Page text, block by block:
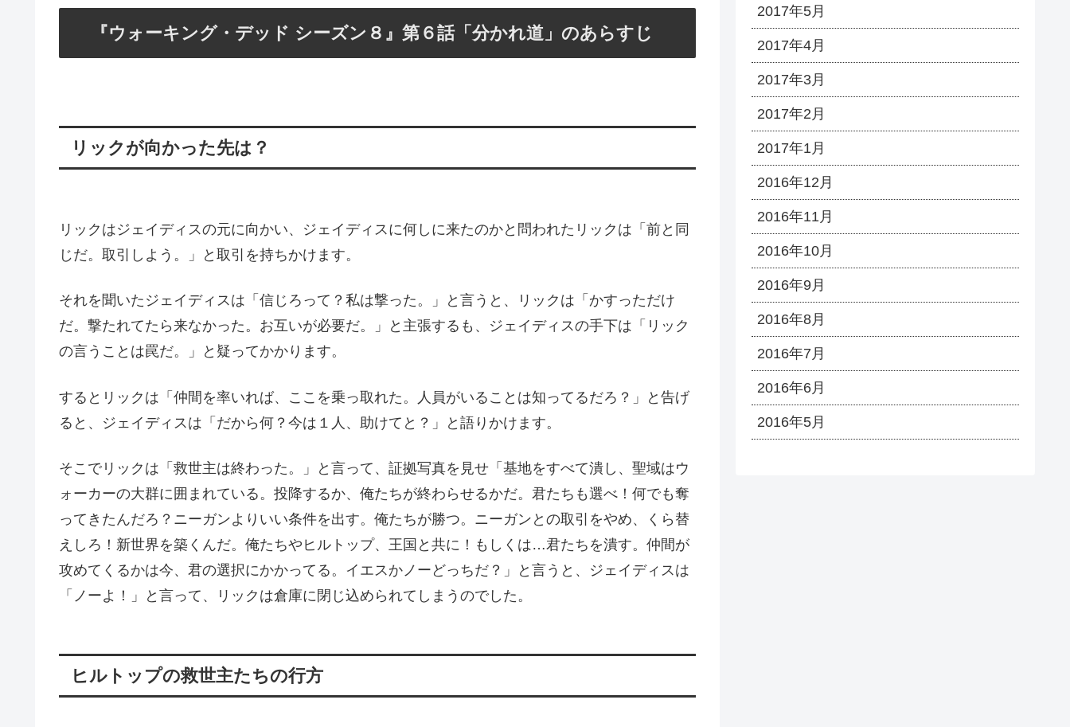
『ウォーキング・デッド シーズン８』第６話「分かれ道」のあらすじ
リックが向かった先は？
リックはジェイディスの元に向かい、ジェイディスに何しに来たのかと問われたリックは「前と同
じだ。取引しよう。」と取引を持ちかけます。
それを聞いたジェイディスは「信じろって？私は撃った。」と言うと、リックは「かすっただけ
だ。撃たれてたら来なかった。お互いが必要だ。」と主張するも、ジェイディスの手下は「リック
の言うことは罠だ。」と疑ってかかります。
するとリックは「仲間を率いれば、ここを乗っ取れた。人員がいることは知ってるだろ？」と告げ
ると、ジェイディスは「だから何？今は１人、助けてと？」と語りかけます。
そこでリックは「救世主は終わった。」と言って、証拠写真を見せ「基地をすべて潰し、聖域はウ
ォーカーの大群に囲まれている。投降するか、俺たちが終わらせるかだ。君たちも選べ！何でも奪
ってきたんだろ？ニーガンよりいい条件を出す。俺たちが勝つ。ニーガンとの取引をやめ、くら替
えしろ！新世界を築くんだ。俺たちやヒルトップ、王国と共に！もしくは…君たちを潰す。仲間が
攻めてくるかは今、君の選択にかかってる。イエスかノーどっちだ？」と言うと、ジェイディスは
「ノーよ！」と言って、リックは倉庫に閉じ込められてしまうのでした。
ヒルトップの救世主たちの行方
2017年5月
2017年4月
2017年3月
2017年2月
2017年1月
2016年12月
2016年11月
2016年10月
2016年9月
2016年8月
2016年7月
2016年6月
2016年5月